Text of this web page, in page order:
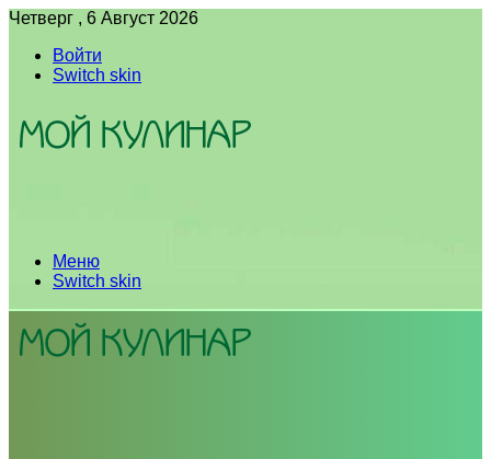
Четверг , 6 Август 2026
Войти
Switch skin
Меню
Switch skin